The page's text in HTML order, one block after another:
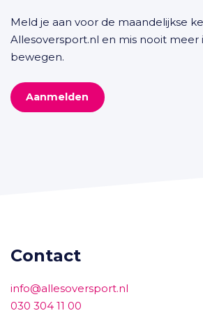
Meld je aan voor de maandelijkse
Allesoversport.nl en mis nooit meer
bewegen.
Aanmelden
Contact
info@allesoversport.nl
030 304 11 00